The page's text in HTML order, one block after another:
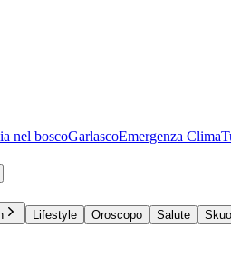
nel boscoGarlascoEmergenza Clima
Lifestyle Oroscopo Salute